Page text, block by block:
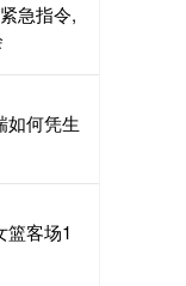
急指令,
如何凭生
篮客场1